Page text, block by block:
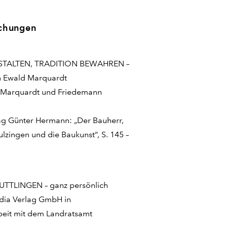
TRADITION BEWAHREN –
Ewald Marquardt
und Friedemann
Günter Hermann: „Der Bauherr,
und die Baukunst“, S. 145 –
– ganz persönlich
Verlag GmbH in
mit dem Landratsamt